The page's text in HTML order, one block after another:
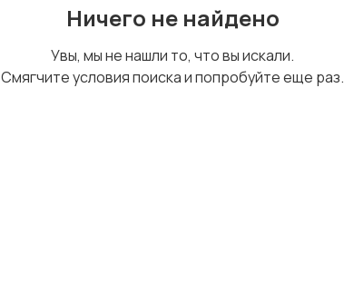
Ничего не найдено
Увы, мы не нашли то, что вы искали.
Смягчите условия поиска и попробуйте еще раз.